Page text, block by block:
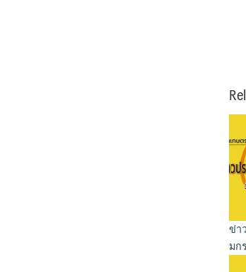
ข่า
มก